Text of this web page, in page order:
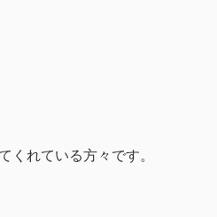
くれている方々です。